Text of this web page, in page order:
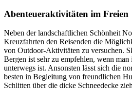
Abenteueraktivitäten im Freien
Neben der landschaftlichen Schönheit
Kreuzfahrten den Reisenden die
von Outdoor-Aktivitäten zu versuchen.
Bergen ist sehr zu empfehlen, wenn man
unterwegs ist. Ansonsten lässt sich die
besten in Begleitung von freundlichen
Schlitten über die dicke Schneedecke